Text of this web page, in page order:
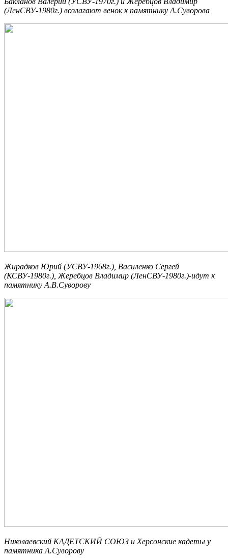
(ЛенСВУ-1980г.) возлагают венок к памятнику А.Суворова
Жирадков Юрий (УСВУ-1968г.), Василенко Сергей
(КСВУ-1980г.), Жеребцов Владимир (ЛенСВУ-1980г.)-идут к
памятнику А.В.Суворову
Николаевский КАДЕТСКИЙ СОЮЗ и Херсонские кадеты у
памятника А.Суворову